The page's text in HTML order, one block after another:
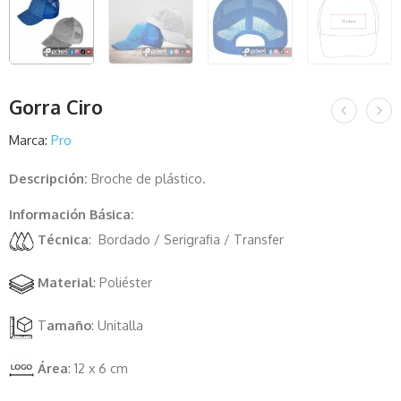
Gorra Ciro
Marca: Pro
Descripción: Broche de plástico.
Información Básica:
Técnica: Bordado / Serigrafia / Transfer
Material: Poliéster
Tamaño: Unitalla
Área: 12 x 6 cm